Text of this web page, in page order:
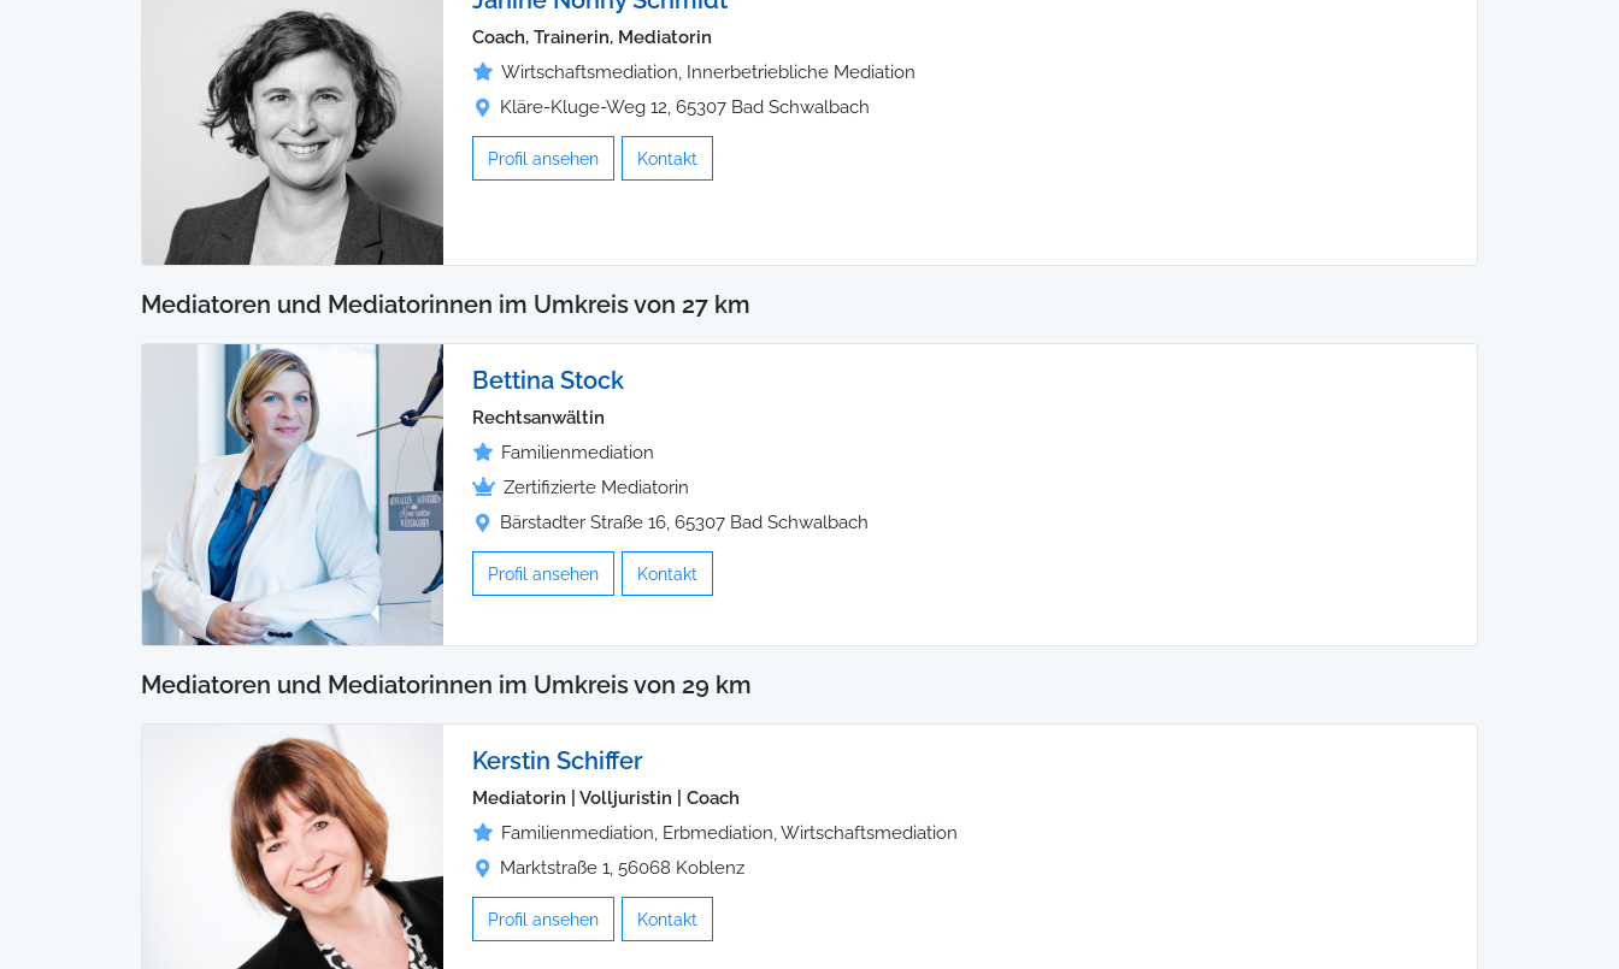
Coach, Trainerin, Mediatorin
Wirtschaftsmediation, Innerbetriebliche Mediation
Kläre-Kluge-Weg 12, 65307 Bad Schwalbach
Profil ansehen Kontakt
Mediatoren und Mediatorinnen im Umkreis von 27 km
Bettina Stock
Rechtsanwältin
Familienmediation
Zertifizierte Mediatorin
Bärstadter Straße 16, 65307 Bad Schwalbach
Profil ansehen Kontakt
Mediatoren und Mediatorinnen im Umkreis von 29 km
Kerstin Schiffer
Mediatorin | Volljuristin | Coach
Familienmediation, Erbmediation, Wirtschaftsmediation
Marktstraße 1, 56068 Koblenz
Profil ansehen Kontakt